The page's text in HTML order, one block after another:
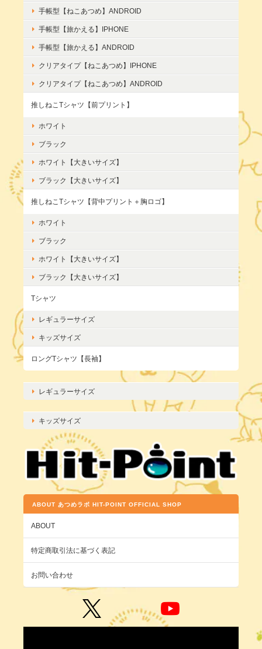
手帳型【ねこあつめ】ANDROID
手帳型【旅かえる】IPHONE
手帳型【旅かえる】ANDROID
クリアタイプ【ねこあつめ】IPHONE
クリアタイプ【ねこあつめ】ANDROID
推しねこTシャツ【前プリント】
ホワイト
ブラック
ホワイト【大きいサイズ】
ブラック【大きいサイズ】
推しねこTシャツ【背中プリント＋胸ロゴ】
ホワイト
ブラック
ホワイト【大きいサイズ】
ブラック【大きいサイズ】
Tシャツ
レギュラーサイズ
キッズサイズ
ロングTシャツ【長袖】
レギュラーサイズ
キッズサイズ
ABOUT あつめラボ HIT-POINT OFFICIAL SHOP
ABOUT
特定商取引法に基づく表記
お問い合わせ